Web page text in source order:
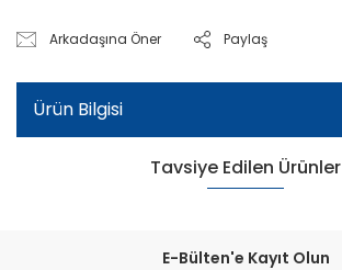
Arkadaşına Öner Paylaş
Ürün Bilgisi
Tavsiye Edilen Ürünler
E-Bülten'e Kayıt Olun